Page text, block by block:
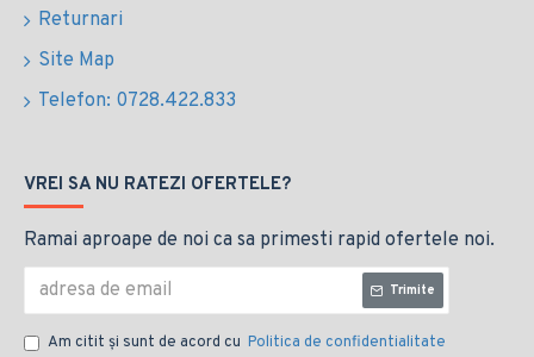
Returnari
Site Map
Telefon: 0728.422.833
VREI SA NU RATEZI OFERTELE?
Ramai aproape de noi ca sa primesti rapid ofertele noi.
Trimite
Am citit şi sunt de acord cu Politica de confidentialitate